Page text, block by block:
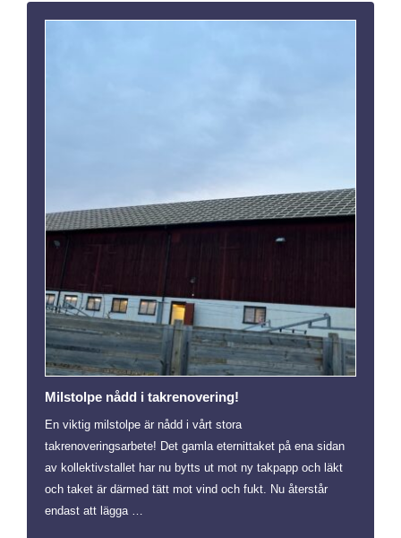
Milstolpe nådd i takrenovering!
En viktig milstolpe är nådd i vårt stora
takrenoveringsarbete! Det gamla eternittaket på ena sidan
av kollektivstallet har nu bytts ut mot ny takpapp och läkt
och taket är därmed tätt mot vind och fukt. Nu återstår
endast att lägga …